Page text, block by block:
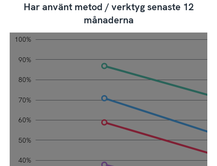
Har använt metod / verktyg senaste 12
månaderna
Fråga: Det finns flera olika knep och verktyg som kan
Har använt metod / verktyg senaste 12
10%
100%
90%
80%
70%
60%
50%
40%
Diagram 1.4, Bas: Sociala medieanvändare 18–84 år, *För
svenskarnaochinternet.se CC0